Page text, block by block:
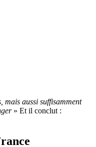
mais aussi suffisamment
» Et il conclut :